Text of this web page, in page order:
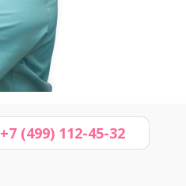
+7 (499) 112-45-32